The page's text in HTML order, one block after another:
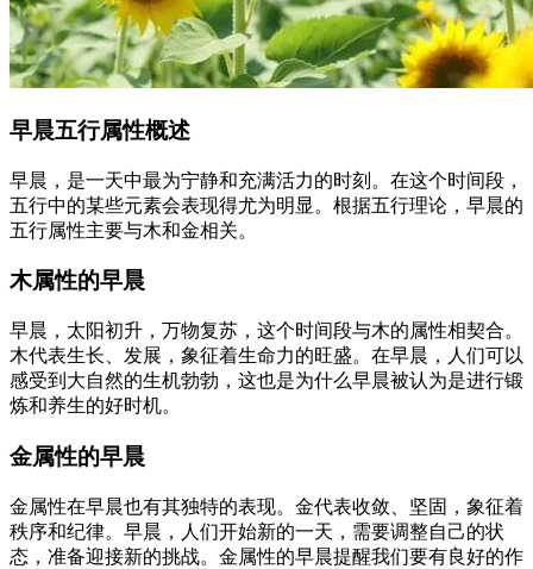
早晨五行属性概述
早晨，是一天中最为宁静和充满活力的时刻。在这个时间段，
五行中的某些元素会表现得尤为明显。根据五行理论，早晨的
五行属性主要与木和金相关。
木属性的早晨
早晨，太阳初升，万物复苏，这个时间段与木的属性相契合。
木代表生长、发展，象征着生命力的旺盛。在早晨，人们可以
感受到大自然的生机勃勃，这也是为什么早晨被认为是进行锻
炼和养生的好时机。
金属性的早晨
金属性在早晨也有其独特的表现。金代表收敛、坚固，象征着
秩序和纪律。早晨，人们开始新的一天，需要调整自己的状
态，准备迎接新的挑战。金属性的早晨提醒我们要有良好的作